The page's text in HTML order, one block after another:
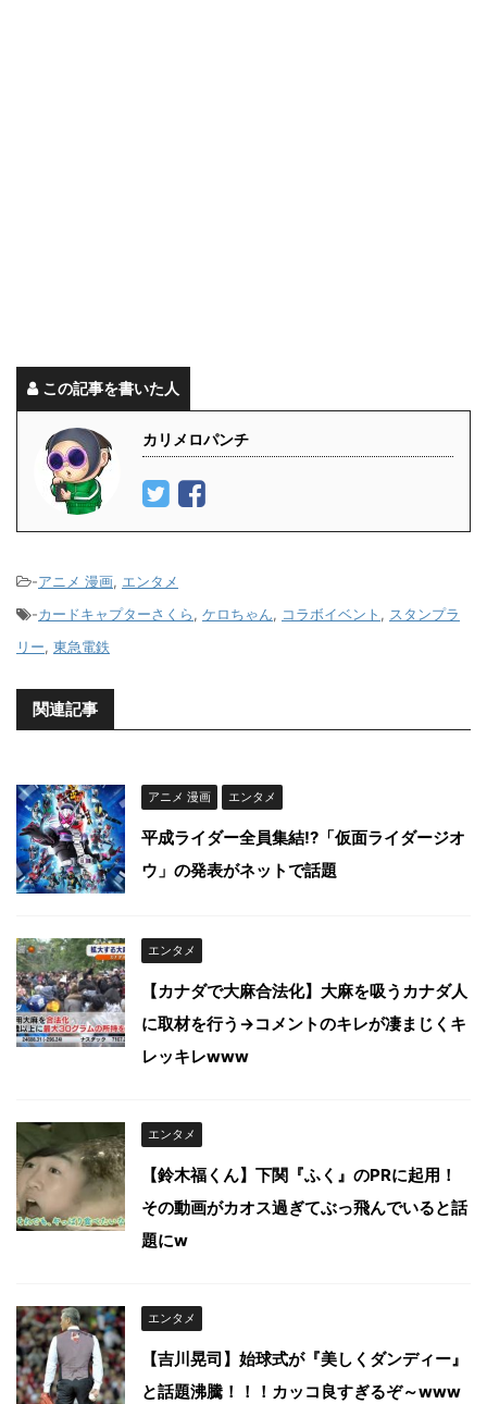
この記事を書いた人
カリメロパンチ
-アニメ 漫画, エンタメ
-カードキャプターさくら, ケロちゃん, コラボイベント , スタンプラ
リー, 東急電鉄
関連記事
アニメ 漫画 エンタメ
平成ライダー全員集結!?「仮面ライダージオ
ウ」の発表がネットで話題
エンタメ
【カナダで大麻合法化】大麻を吸うカナダ人
に取材を行う→コメントのキレが凄まじくキ
レッキレwww
エンタメ
【鈴木福くん】下関『ふく』のPRに起用！
その動画がカオス過ぎてぶっ飛んでいると話
題にw
エンタメ
【吉川晃司】始球式が『美しくダンディー』
と話題沸騰！！！カッコ良すぎるぞ～www